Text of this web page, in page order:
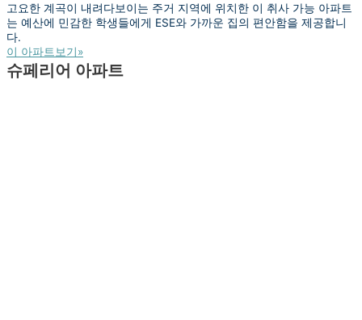
고요한 계곡이 내려다보이는 주거 지역에 위치한 이 취사 가능 아파트
는 예산에 민감한 학생들에게 ESE와 가까운 집의 편안함을 제공합니
다.
이 아파트보기»
슈페리어 아파트